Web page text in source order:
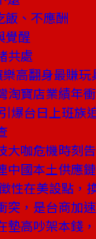
飯、不應酬
覺醒
共處
高翻身最賺玩
淘寶店業績年
爆台日上班族
大咖危機時刻
中國本土供應
性在美設點，
突，是台商加
墊高吵架本錢